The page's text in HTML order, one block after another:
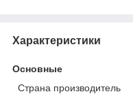
Характеристики
Основные
Страна производитель